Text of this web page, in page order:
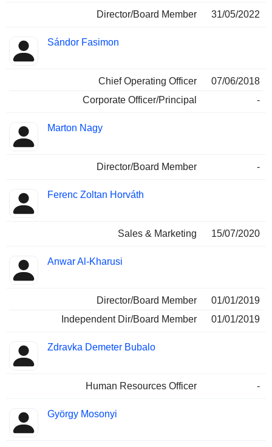
Director/Board Member 31/05/2022
Sándor Fasimon
Chief Operating Officer
07/06/2018
Corporate Officer/Principal
-
Marton Nagy
Director/Board Member -
Ferenc Zoltan Horváth
Sales & Marketing 15/07/2020
Anwar Al-Kharusi
Director/Board Member
01/01/2019
Independent Dir/Board Member
01/01/2019
Zdravka Demeter Bubalo
Human Resources Officer -
György Mosonyi